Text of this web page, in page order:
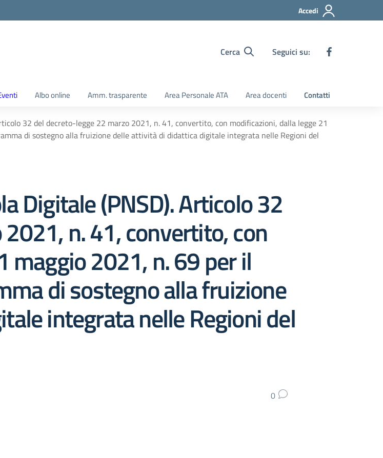
Accedi
Cerca Seguici su:
Albo online Amm. trasparente Area Personale ATA Area docenti Contatti
32 del decreto-legge 22 marzo 2021, n. 41, convertito, con modificazioni, dalla legge 21
di sostegno alla fruizione delle attività di didattica digitale integrata nelle Regioni del
Digitale (PNSD). Articolo 32
n. 41, convertito, con
maggio 2021, n. 69 per il
di sostegno alla fruizione
integrata nelle Regioni del
0